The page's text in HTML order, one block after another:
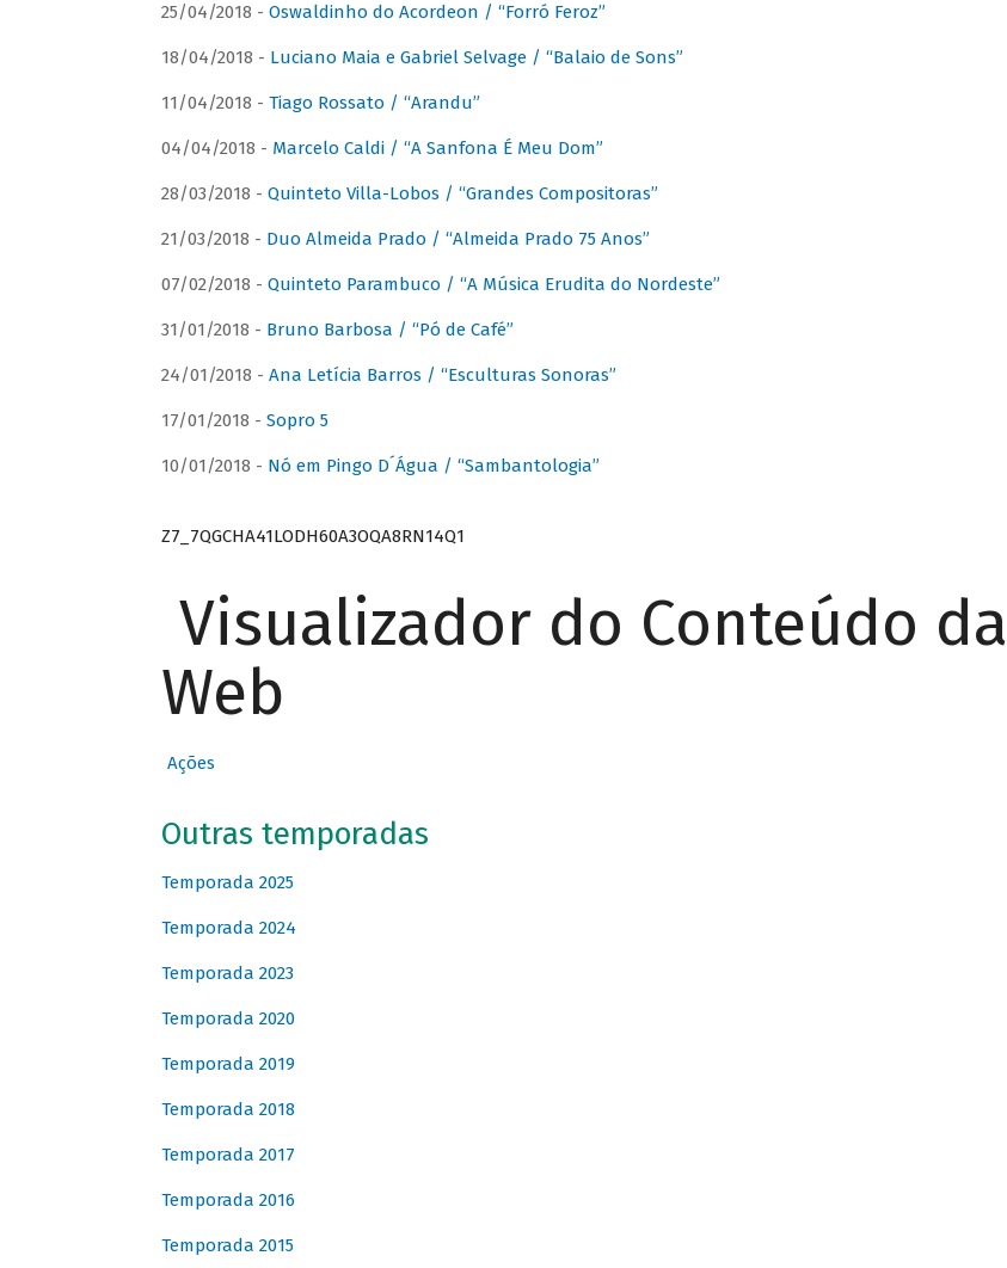
25/04/2018 - Oswaldinho do Acordeon / “Forró Feroz”
18/04/2018 - Luciano Maia e Gabriel Selvage / “Balaio de Sons”
11/04/2018 - Tiago Rossato / “Arandu”
04/04/2018 - Marcelo Caldi / “A Sanfona É Meu Dom”
28/03/2018 - Quinteto Villa-Lobos / “Grandes Compositoras”
21/03/2018 - Duo Almeida Prado / “Almeida Prado 75 Anos”
07/02/2018 - Quinteto Parambuco / “A Música Erudita do Nordeste”
31/01/2018 - Bruno Barbosa / “Pó de Café”
24/01/2018 - Ana Letícia Barros / “Esculturas Sonoras”
17/01/2018 - Sopro 5
10/01/2018 - Nó em Pingo D´Água / “Sambantologia”
Z7_7QGCHA41LODH60A3OQA8RN14Q1
Visualizador do Conteúdo da
Web
Ações
Outras temporadas
Temporada 2025
Temporada 2024
Temporada 2023
Temporada 2020
Temporada 2019
Temporada 2018
Temporada 2017
Temporada 2016
Temporada 2015